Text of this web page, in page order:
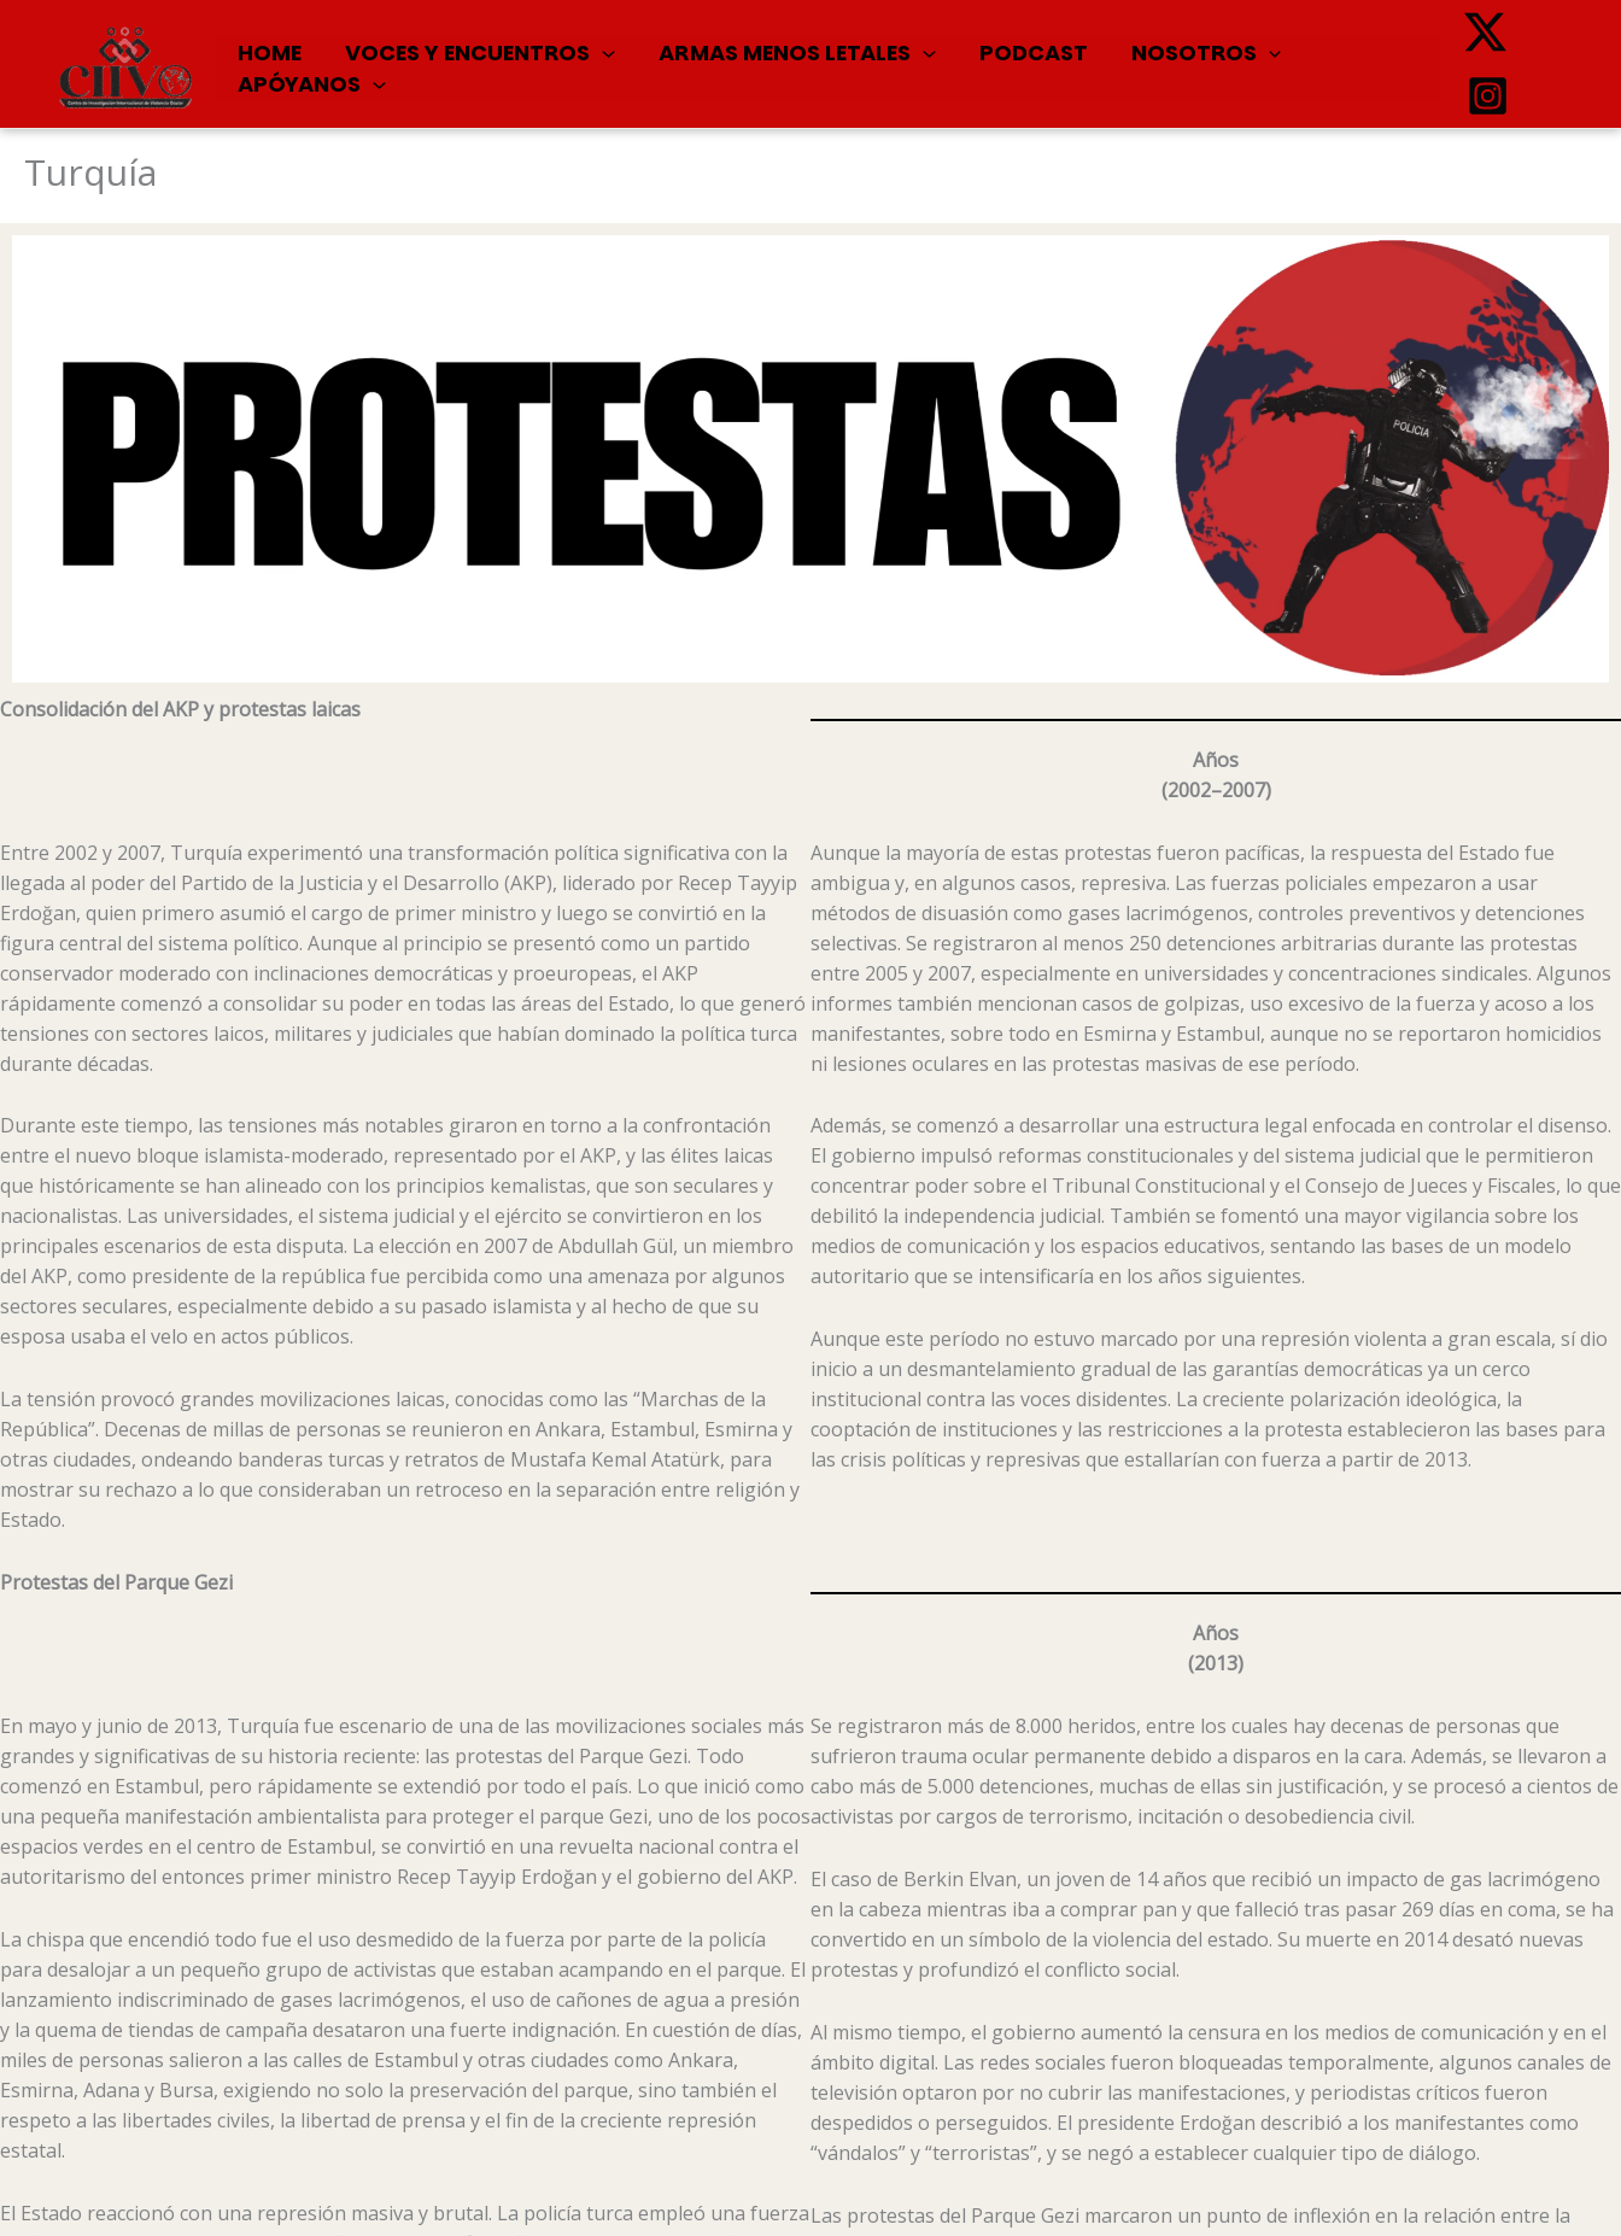
HOME VOCES Y ENCUENTROS ARMAS MENOS LETALES PODCAST
NOSOTROS
APÓYANOS
Turquía
Consolidación del AKP y protestas laicas
Años
(2002–2007)
Entre 2002 y 2007, Turquía experimentó una transformación política significativa con la
llegada al poder del Partido de la Justicia y el Desarrollo (AKP), liderado por Recep Tayyip
Erdoğan, quien primero asumió el cargo de primer ministro y luego se convirtió en la
figura central del sistema político. Aunque al principio se presentó como un partido
conservador moderado con inclinaciones democráticas y proeuropeas, el AKP
rápidamente comenzó a consolidar su poder en todas las áreas del Estado, lo que generó
tensiones con sectores laicos, militares y judiciales que habían dominado la política turca
durante décadas.
Durante este tiempo, las tensiones más notables giraron en torno a la confrontación
entre el nuevo bloque islamista-moderado, representado por el AKP, y las élites laicas
que históricamente se han alineado con los principios kemalistas, que son seculares y
nacionalistas. Las universidades, el sistema judicial y el ejército se convirtieron en los
principales escenarios de esta disputa. La elección en 2007 de Abdullah Gül, un miembro
del AKP, como presidente de la república fue percibida como una amenaza por algunos
sectores seculares, especialmente debido a su pasado islamista y al hecho de que su
esposa usaba el velo en actos públicos.
La tensión provocó grandes movilizaciones laicas, conocidas como las “Marchas de la
República”. Decenas de millas de personas se reunieron en Ankara, Estambul, Esmirna y
otras ciudades, ondeando banderas turcas y retratos de Mustafa Kemal Atatürk, para
mostrar su rechazo a lo que consideraban un retroceso en la separación entre religión y
Estado.
Aunque la mayoría de estas protestas fueron pacíficas, la respuesta del Estado fue
ambigua y, en algunos casos, represiva. Las fuerzas policiales empezaron a usar
métodos de disuasión como gases lacrimógenos, controles preventivos y detenciones
selectivas. Se registraron al menos 250 detenciones arbitrarias durante las protestas
entre 2005 y 2007, especialmente en universidades y concentraciones sindicales. Algunos
informes también mencionan casos de golpizas, uso excesivo de la fuerza y ​​acoso a los
manifestantes, sobre todo en Esmirna y Estambul, aunque no se reportaron homicidios
ni lesiones oculares en las protestas masivas de ese período.
Además, se comenzó a desarrollar una estructura legal enfocada en controlar el disenso.
El gobierno impulsó reformas constitucionales y del sistema judicial que le permitieron
concentrar poder sobre el Tribunal Constitucional y el Consejo de Jueces y Fiscales, lo que
debilitó la independencia judicial. También se fomentó una mayor vigilancia sobre los
medios de comunicación y los espacios educativos, sentando las bases de un modelo
autoritario que se intensificaría en los años siguientes.
Aunque este período no estuvo marcado por una represión violenta a gran escala, sí dio
inicio a un desmantelamiento gradual de las garantías democráticas ya un cerco
institucional contra las voces disidentes. La creciente polarización ideológica, la
cooptación de instituciones y las restricciones a la protesta establecieron las bases para
las crisis políticas y represivas que estallarían con fuerza a partir de 2013.
Protestas del Parque Gezi
Años
(2013)
En mayo y junio de 2013, Turquía fue escenario de una de las movilizaciones sociales más
grandes y significativas de su historia reciente: las protestas del Parque Gezi. Todo
comenzó en Estambul, pero rápidamente se extendió por todo el país. Lo que inició como
una pequeña manifestación ambientalista para proteger el parque Gezi, uno de los pocos
espacios verdes en el centro de Estambul, se convirtió en una revuelta nacional contra el
autoritarismo del entonces primer ministro Recep Tayyip Erdoğan y el gobierno del AKP.
La chispa que encendió todo fue el uso desmedido de la fuerza por parte de la policía
para desalojar a un pequeño grupo de activistas que estaban acampando en el parque. El
lanzamiento indiscriminado de gases lacrimógenos, el uso de cañones de agua a presión
y la quema de tiendas de campaña desataron una fuerte indignación. En cuestión de días,
miles de personas salieron a las calles de Estambul y otras ciudades como Ankara,
Esmirna, Adana y Bursa, exigiendo no solo la preservación del parque, sino también el
respeto a las libertades civiles, la libertad de prensa y el fin de la creciente represión
estatal.
El Estado reaccionó con una represión masiva y brutal. La policía turca empleó una fuerza
Se registraron más de 8.000 heridos, entre los cuales hay decenas de personas que
sufrieron trauma ocular permanente debido a disparos en la cara. Además, se llevaron a
cabo más de 5.000 detenciones, muchas de ellas sin justificación, y se procesó a cientos de
activistas por cargos de terrorismo, incitación o desobediencia civil.
El caso de Berkin Elvan, un joven de 14 años que recibió un impacto de gas lacrimógeno
en la cabeza mientras iba a comprar pan y que falleció tras pasar 269 días en coma, se ha
convertido en un símbolo de la violencia del estado. Su muerte en 2014 desató nuevas
protestas y profundizó el conflicto social.
Al mismo tiempo, el gobierno aumentó la censura en los medios de comunicación y en el
ámbito digital. Las redes sociales fueron bloqueadas temporalmente, algunos canales de
televisión optaron por no cubrir las manifestaciones, y periodistas críticos fueron
despedidos o perseguidos. El presidente Erdoğan describió a los manifestantes como
“vándalos” y “terroristas”, y se negó a establecer cualquier tipo de diálogo.
Las protestas del Parque Gezi marcaron un punto de inflexión en la relación entre la